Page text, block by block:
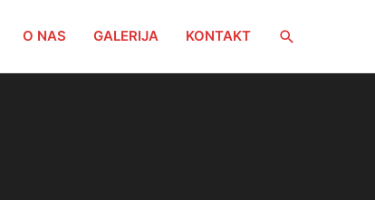
O NAS GALERIJA KONTAKT Search